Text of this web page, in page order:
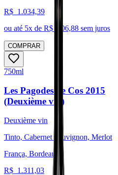
R$ 1.034,39
ou até 5x de R$ 206,88 sem juros
COMPRAR
750ml
Les Pagodes de Cos 2015
(Deuxième vin)
Deuxième vin
Tinto, Cabernet Sauvignon, Merlot
França, Bordeaux
R$ 1.311,03